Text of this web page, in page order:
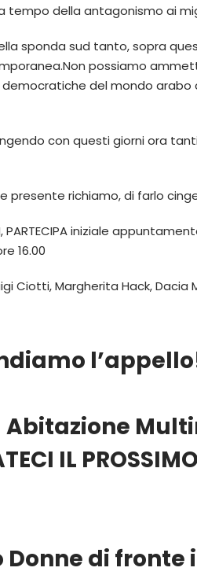
tempo della antagonismo ai
sponda sud tanto, sopra
possiamo
del mondo arabo
con questi giorni ora
richiamo, di farlo
PARTECIPA iniziale
16.00
Ciotti, Margherita Hack, Dacia
IL
di